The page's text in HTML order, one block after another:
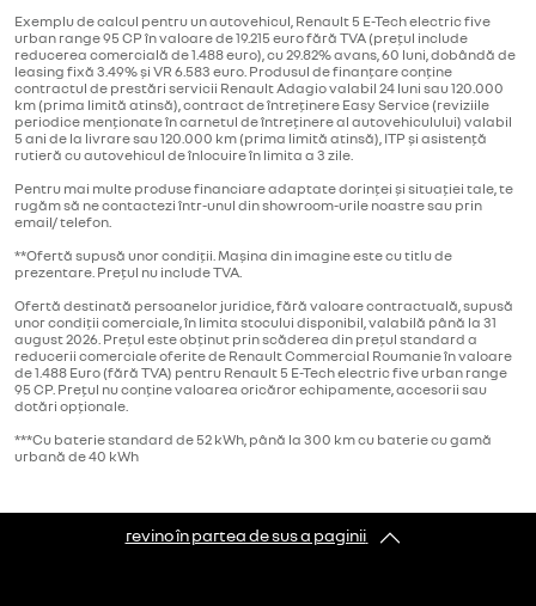
Exemplu de calcul pentru un autovehicul, Renault 5 E-Tech electric five
urban range 95 CP în valoare de 19.215 euro fără TVA (prețul include
reducerea comercială de 1.488 euro), cu 29.82% avans, 60 luni, dobândă de
leasing fixă 3.49% și VR 6.583 euro. Produsul de finanțare conține
contractul de prestări servicii Renault Adagio valabil 24 luni sau 120.000
km (prima limită atinsă), contract de întreținere Easy Service (reviziile
periodice menționate în carnetul de întreținere al autovehiculului) valabil
5 ani de la livrare sau 120.000 km (prima limită atinsă), ITP și asistență
rutieră cu autovehicul de înlocuire în limita a 3 zile.
Pentru mai multe produse financiare adaptate dorinței și situației tale, te
rugăm să ne contactezi într-unul din showroom-urile noastre sau prin
email/ telefon.
**Ofertă supusă unor condiții. Mașina din imagine este cu titlu de
prezentare. Prețul nu include TVA.
Ofertă destinată persoanelor juridice, fără valoare contractuală, supusă
unor condiții comerciale, în limita stocului disponibil, valabilă până la 31
august 2026. Prețul este obținut prin scăderea din prețul standard a
reducerii comerciale oferite de Renault Commercial Roumanie în valoare
de 1.488 Euro (fără TVA) pentru Renault 5 E-Tech electric five urban range
95 CP. Prețul nu conține valoarea oricăror echipamente, accesorii sau
dotări opționale.
***Cu baterie standard de 52 kWh, până la 300 km cu baterie cu gamă
urbană de 40 kWh
revino în partea de sus a paginii